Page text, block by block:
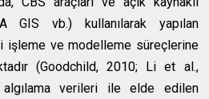
GIS vb.) kullanılarak yapılan
işleme ve modelleme süreçlerine
(Goodchild, 2010; Li et al.,
algılama verileri ile elde edilen